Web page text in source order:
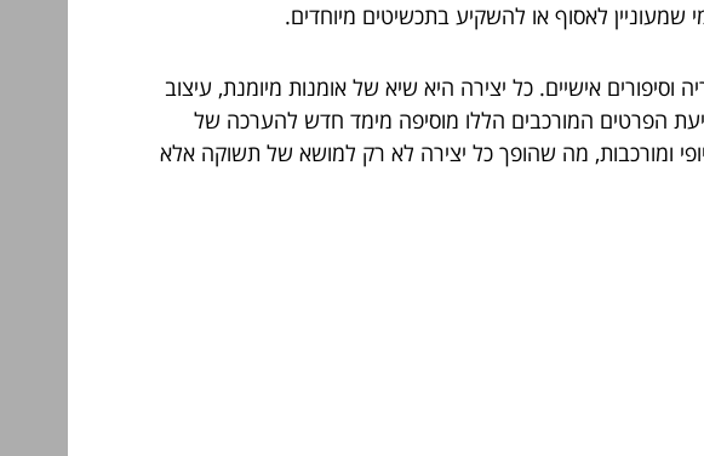
שמעוניין לאסוף או להשקיע בתכשיטים מיוחדים.
אישיים. כל יצירה היא שיא של אומנות מיומנת, עיצוב
הפרטים המורכבים הללו מוסיפה מימד חדש להערכה של
ומורכבות, מה שהופך כל יצירה לא רק למושא של תשוקה אלא